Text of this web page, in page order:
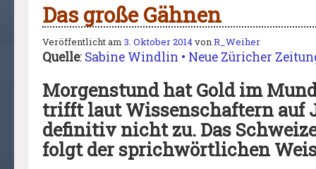
Das große Gähnen
Veröffentlicht am 3. Oktober 2014vonR_Weiher
Quelle: Sabine Windlin • Neue Züricher
Morgenstund hat Gold im
trifft laut Wissenschaftern auf
definitiv nicht zu. Das
folgt der sprichwörtlichen